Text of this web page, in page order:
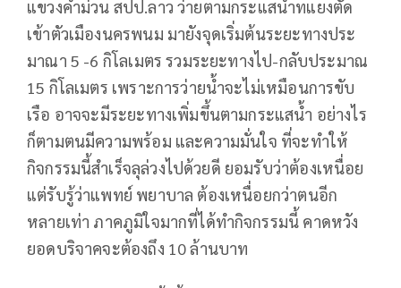
แขวงคำม่วน สปป.ลาว ว่ายตามกระแสน้ำทแยงตัด
เข้าตัวเมืองนครพนม มายังจุดเริ่มต้นระยะทางประ
มาณา 5 -6 กิโลเมตร รวมระยะทางไป-กลับประมาณ
15 กิโลเมตร เพราะการว่ายน้ำจะไม่เหมือนการขับ
เรือ อาจจะมีระยะทางเพิ่มขึ้นตามกระแสน้ำ อย่างไร
ก็ตามตนมีความพร้อม และความมั่นใจ ที่จะทำให้
กิจกรรมนี้สำเร็จลุล่วงไปด้วยดี ยอมรับว่าต้องเหนื่อย
แต่รับรู้ว่าแพทย์ พยาบาล ต้องเหนื่อยกว่าตนอีก
หลายเท่า ภาคภูมิใจมากที่ได้ทำกิจกรรมนี้ คาดหวัง
ยอดบริจาคจะต้องถึง 10 ล้านบาท